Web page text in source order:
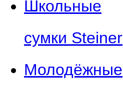
Школьные
сумки Steiner
Молодёжные